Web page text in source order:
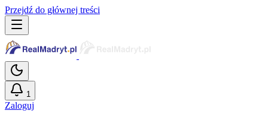
Przejdź do głównej treści
1
Zaloguj